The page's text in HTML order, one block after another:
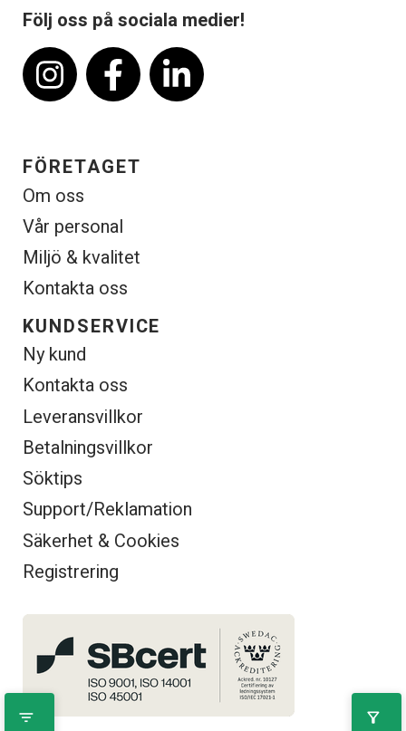
filter_list filter_alt
Följ oss på sociala medier!
FÖRETAGET
Om oss
Vår personal
Miljö & kvalitet
Kontakta oss
KUNDSERVICE
Ny kund
Kontakta oss
Leveransvillkor
Betalningsvillkor
Söktips
Support/Reklamation
Säkerhet & Cookies
Registrering